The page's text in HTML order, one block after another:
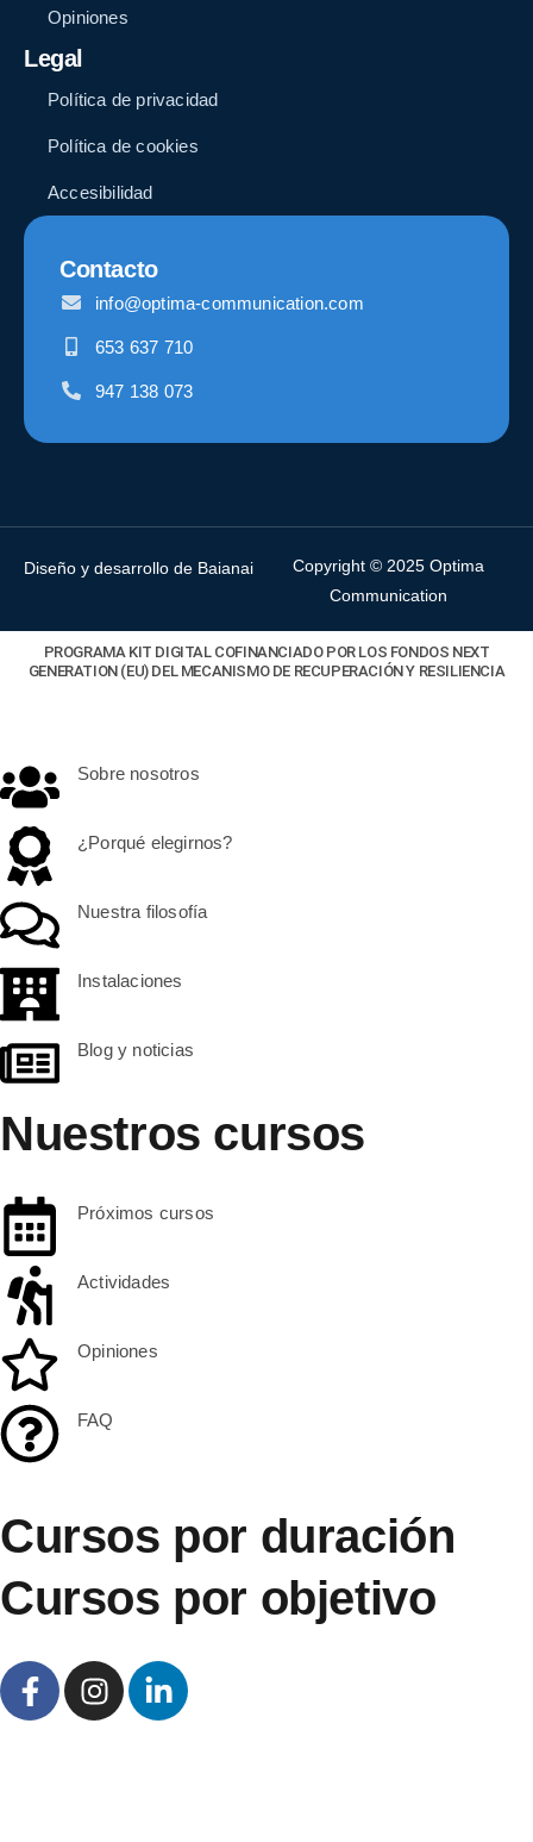
Opiniones
Legal
Política de privacidad
Política de cookies
Accesibilidad
Contacto
info@optima-communication.com
653 637 710
947 138 073
Copyright © 2025 Optima
Communication
Diseño y desarrollo de Baianai
PROGRAMA KIT DIGITAL COFINANCIADO POR LOS FONDOS NEXT
GENERATION (EU) DEL MECANISMO DE RECUPERACIÓN Y RESILIENCIA
Sobre nosotros
¿Porqué elegirnos?
Nuestra filosofía
Instalaciones
Blog y noticias
Nuestros cursos
Próximos cursos
Actividades
Opiniones
FAQ
Cursos por duración
Cursos por objetivo